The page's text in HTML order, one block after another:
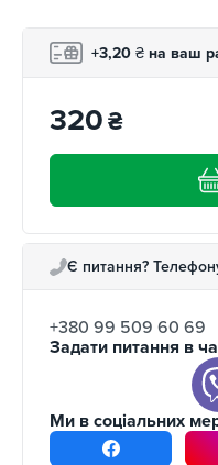
+3,20 ₴ на ваш
320₴
Є питання?
+380 99 509 60 69
Задати питання в
Ми в соціальних